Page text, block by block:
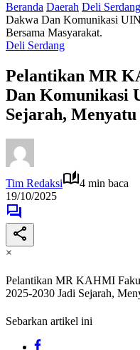
Beranda Daerah Deli Serdang
Dakwa Dan Komunikasi
Bersama Masyarakat.
Deli Serdang
Pelantikan MR
Dan Komunikasi
Sejarah,
Tim Redaksi
4 min baca
19/10/2025
×
Pelantikan MR KAHMI
2025-2030 Jadi Sejarah,
Sebarkan artikel ini